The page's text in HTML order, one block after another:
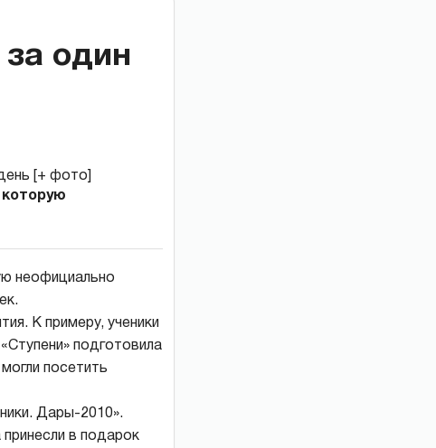
один
неофициально
К примеру, ученики
подготовила
посетить
Дары-2010».
в подарок